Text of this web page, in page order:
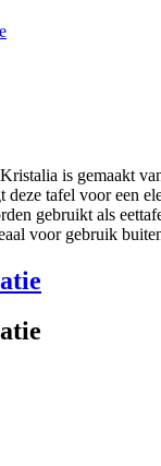
is gemaakt
deze tafel voor een
gebruikt als
voor gebruik